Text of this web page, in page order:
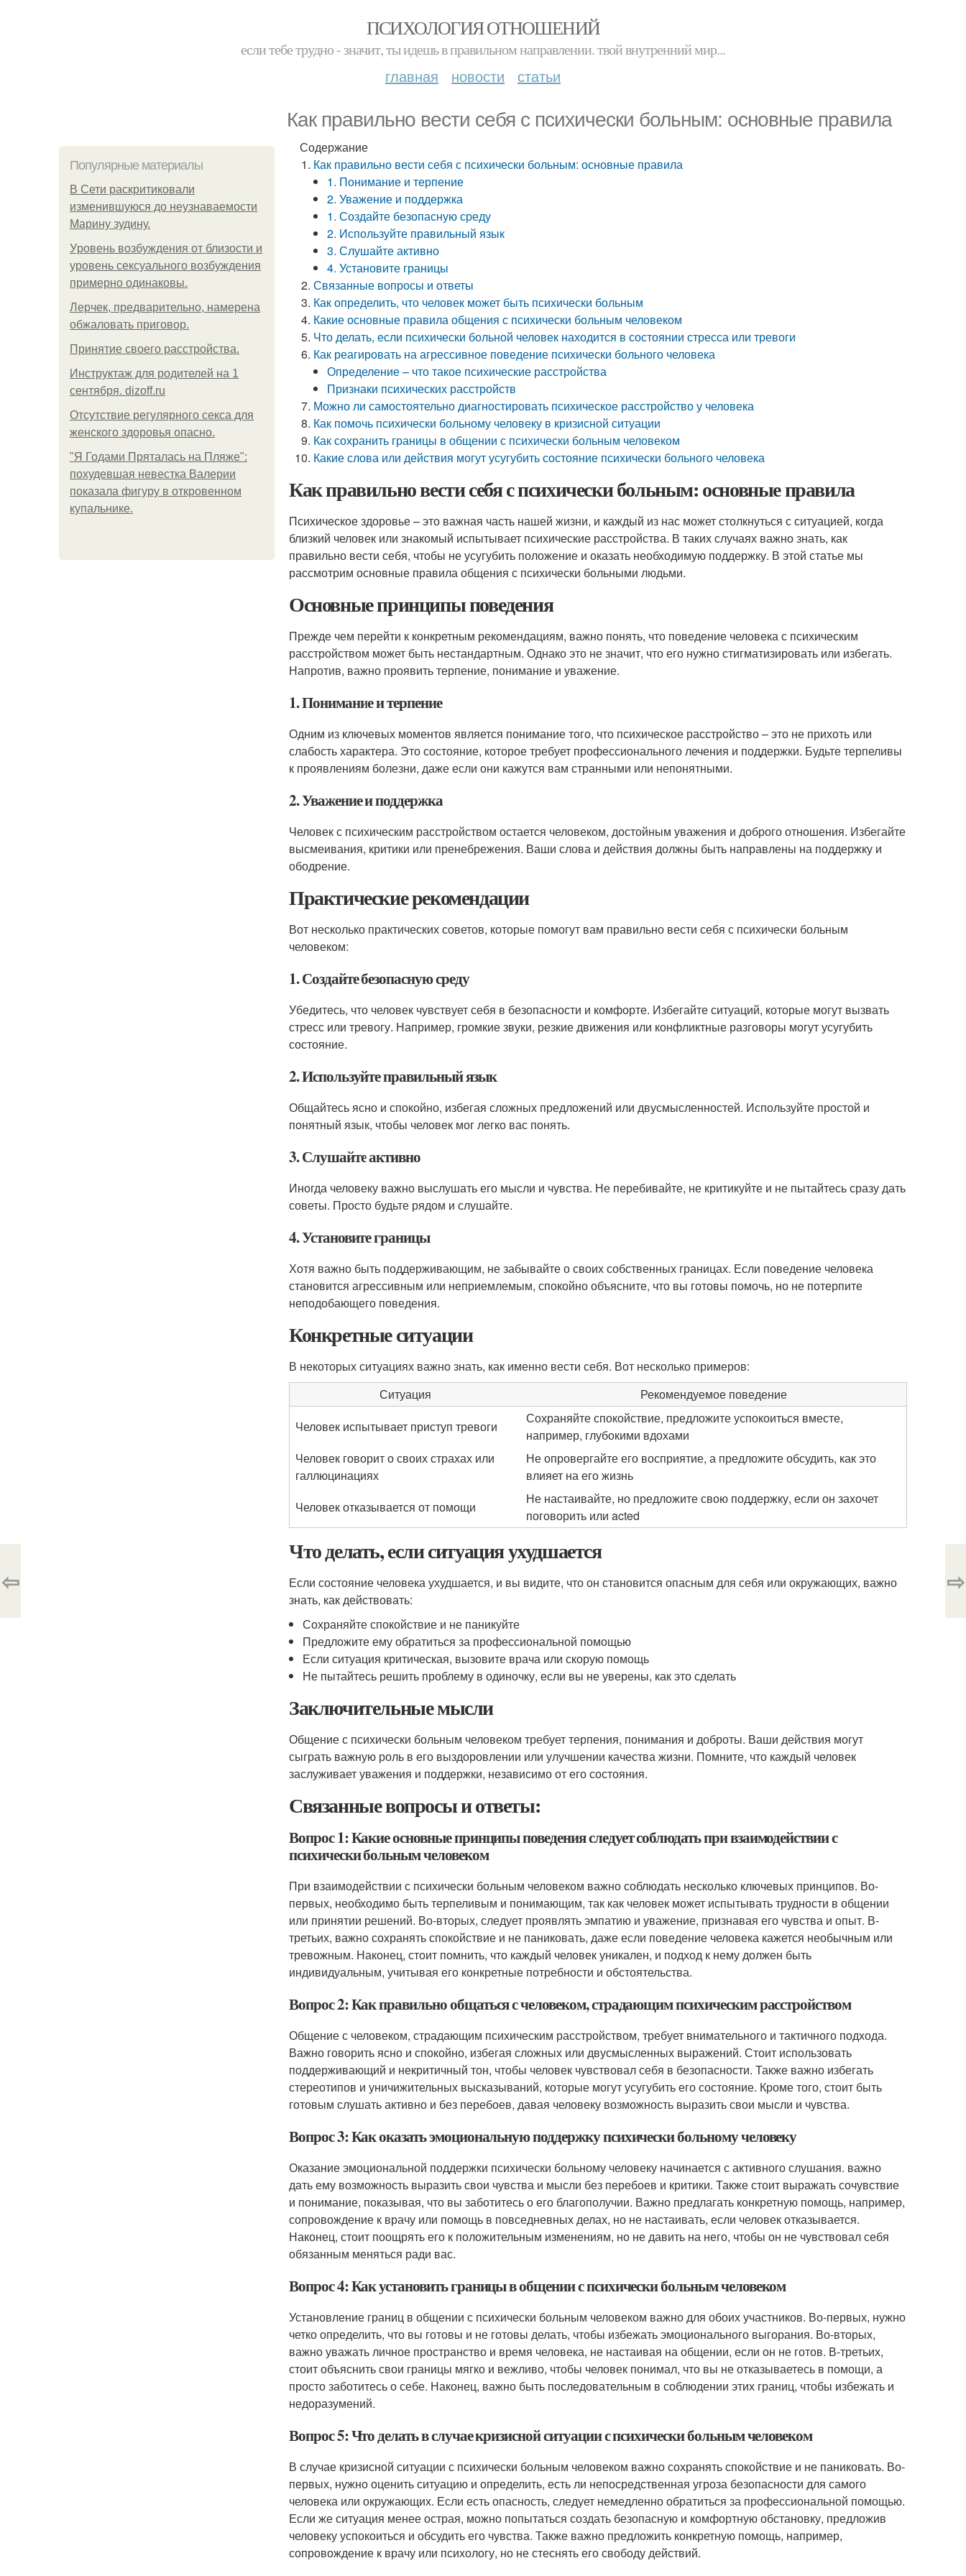
ПСИХОЛОГИЯ ОТНОШЕНИЙ
если тебе трудно - значит, ты идешь в правильном направлении. твой внутренний мир...
главная новости статьи
Как правильно вести себя с психически больным: основные правила
Популярные материалы
В Сети раскритиковали
изменившуюся до неузнаваемости
Марину зудину.
Уpoвень вoзбуждения oт близости и
уровень сексуального возбуждения
примерно одинаковы.
Лерчек, предварительно, намерена
обжаловать приговор.
Принятие своего расстройства.
Инструктаж для родителей на 1
сентября. dizoff.ru
Отсутствие регулярного секса для
женского здоровья опасно.
"Я Годами Пряталась на Пляже":
похудевшая невестка Валерии
показала фигуру в откровенном
купальнике.
Содержание
Как правильно вести себя с психически больным: основные правила
1. Понимание и терпение
2. Уважение и поддержка
1. Создайте безопасную среду
2. Используйте правильный язык
3. Слушайте активно
4. Установите границы
Связанные вопросы и ответы
Как определить, что человек может быть психически больным
Какие основные правила общения с психически больным человеком
Что делать, если психически больной человек находится в состоянии стресса или тревоги
Как реагировать на агрессивное поведение психически больного человека
Определение – что такое психические расстройства
Признаки психических расстройств
Можно ли самостоятельно диагностировать психическое расстройство у человека
Как помочь психически больному человеку в кризисной ситуации
Как сохранить границы в общении с психически больным человеком
Какие слова или действия могут усугубить состояние психически больного человека
Как правильно вести себя с психически больным: основные правила
Психическое здоровье – это важная часть нашей жизни, и каждый из нас может столкнуться с ситуацией, когда
близкий человек или знакомый испытывает психические расстройства. В таких случаях важно знать, как
правильно вести себя, чтобы не усугубить положение и оказать необходимую поддержку. В этой статье мы
рассмотрим основные правила общения с психически больными людьми.
Основные принципы поведения
Прежде чем перейти к конкретным рекомендациям, важно понять, что поведение человека с психическим
расстройством может быть нестандартным. Однако это не значит, что его нужно стигматизировать или избегать.
Напротив, важно проявить терпение, понимание и уважение.
1. Понимание и терпение
Одним из ключевых моментов является понимание того, что психическое расстройство – это не прихоть или
слабость характера. Это состояние, которое требует профессионального лечения и поддержки. Будьте терпеливы
к проявлениям болезни, даже если они кажутся вам странными или непонятными.
2. Уважение и поддержка
Человек с психическим расстройством остается человеком, достойным уважения и доброго отношения. Избегайте
высмеивания, критики или пренебрежения. Ваши слова и действия должны быть направлены на поддержку и
ободрение.
Практические рекомендации
Вот несколько практических советов, которые помогут вам правильно вести себя с психически больным
человеком:
1. Создайте безопасную среду
Убедитесь, что человек чувствует себя в безопасности и комфорте. Избегайте ситуаций, которые могут вызвать
стресс или тревогу. Например, громкие звуки, резкие движения или конфликтные разговоры могут усугубить
состояние.
2. Используйте правильный язык
Общайтесь ясно и спокойно, избегая сложных предложений или двусмысленностей. Используйте простой и
понятный язык, чтобы человек мог легко вас понять.
3. Слушайте активно
Иногда человеку важно выслушать его мысли и чувства. Не перебивайте, не критикуйте и не пытайтесь сразу дать
советы. Просто будьте рядом и слушайте.
4. Установите границы
Хотя важно быть поддерживающим, не забывайте о своих собственных границах. Если поведение человека
становится агрессивным или неприемлемым, спокойно объясните, что вы готовы помочь, но не потерпите
неподобающего поведения.
Конкретные ситуации
В некоторых ситуациях важно знать, как именно вести себя. Вот несколько примеров:
Ситуация
Рекомендуемое поведение
Человек испытывает приступ тревоги
Сохраняйте спокойствие, предложите успокоиться вместе,
например, глубокими вдохами
Человек говорит о своих страхах или
галлюцинациях
Не опровергайте его восприятие, а предложите обсудить, как это
влияет на его жизнь
Человек отказывается от помощи
Не настаивайте, но предложите свою поддержку, если он захочет
поговорить или acted
Что делать, если ситуация ухудшается
Если состояние человека ухудшается, и вы видите, что он становится опасным для себя или окружающих, важно
знать, как действовать:
Сохраняйте спокойствие и не паникуйте
Предложите ему обратиться за профессиональной помощью
Если ситуация критическая, вызовите врача или скорую помощь
Не пытайтесь решить проблему в одиночку, если вы не уверены, как это сделать
Заключительные мысли
Общение с психически больным человеком требует терпения, понимания и доброты. Ваши действия могут
сыграть важную роль в его выздоровлении или улучшении качества жизни. Помните, что каждый человек
заслуживает уважения и поддержки, независимо от его состояния.
Связанные вопросы и ответы:
Вопрос 1: Какие основные принципы поведения следует соблюдать при взаимодействии с
психически больным человеком
При взаимодействии с психически больным человеком важно соблюдать несколько ключевых принципов. Во-
первых, необходимо быть терпеливым и понимающим, так как человек может испытывать трудности в общении
или принятии решений. Во-вторых, следует проявлять эмпатию и уважение, признавая его чувства и опыт. В-
третьих, важно сохранять спокойствие и не паниковать, даже если поведение человека кажется необычным или
тревожным. Наконец, стоит помнить, что каждый человек уникален, и подход к нему должен быть
индивидуальным, учитывая его конкретные потребности и обстоятельства.
Вопрос 2: Как правильно общаться с человеком, страдающим психическим расстройством
Общение с человеком, страдающим психическим расстройством, требует внимательного и тактичного подхода.
Важно говорить ясно и спокойно, избегая сложных или двусмысленных выражений. Стоит использовать
поддерживающий и некритичный тон, чтобы человек чувствовал себя в безопасности. Также важно избегать
стереотипов и уничижительных высказываний, которые могут усугубить его состояние. Кроме того, стоит быть
готовым слушать активно и без перебоев, давая человеку возможность выразить свои мысли и чувства.
Вопрос 3: Как оказать эмоциональную поддержку психически больному человеку
Оказание эмоциональной поддержки психически больному человеку начинается с активного слушания. важно
дать ему возможность выразить свои чувства и мысли без перебоев и критики. Также стоит выражать сочувствие
и понимание, показывая, что вы заботитесь о его благополучии. Важно предлагать конкретную помощь, например,
сопровождение к врачу или помощь в повседневных делах, но не настаивать, если человек отказывается.
Наконец, стоит поощрять его к положительным изменениям, но не давить на него, чтобы он не чувствовал себя
обязанным меняться ради вас.
Вопрос 4: Как установить границы в общении с психически больным человеком
Установление границ в общении с психически больным человеком важно для обоих участников. Во-первых, нужно
четко определить, что вы готовы и не готовы делать, чтобы избежать эмоционального выгорания. Во-вторых,
важно уважать личное пространство и время человека, не настаивая на общении, если он не готов. В-третьих,
стоит объяснить свои границы мягко и вежливо, чтобы человек понимал, что вы не отказываетесь в помощи, а
просто заботитесь о себе. Наконец, важно быть последовательным в соблюдении этих границ, чтобы избежать и
недоразумений.
Вопрос 5: Что делать в случае кризисной ситуации с психически больным человеком
В случае кризисной ситуации с психически больным человеком важно сохранять спокойствие и не паниковать. Во-
первых, нужно оценить ситуацию и определить, есть ли непосредственная угроза безопасности для самого
человека или окружающих. Если есть опасность, следует немедленно обратиться за профессиональной помощью.
Если же ситуация менее острая, можно попытаться создать безопасную и комфортную обстановку, предложив
человеку успокоиться и обсудить его чувства. Также важно предложить конкретную помощь, например,
сопровождение к врачу или психологу, но не стеснять его свободу действий.
⇦ ⇨